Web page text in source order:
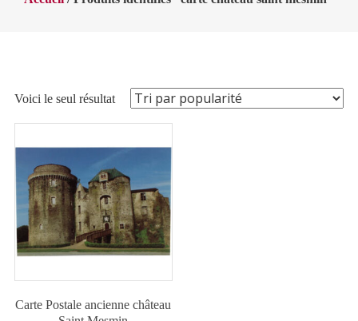
Voici le seul résultat
Carte Postale ancienne château